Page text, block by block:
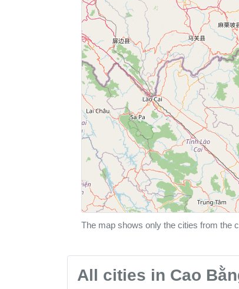
The map shows only the cities from the
All cities in Cao